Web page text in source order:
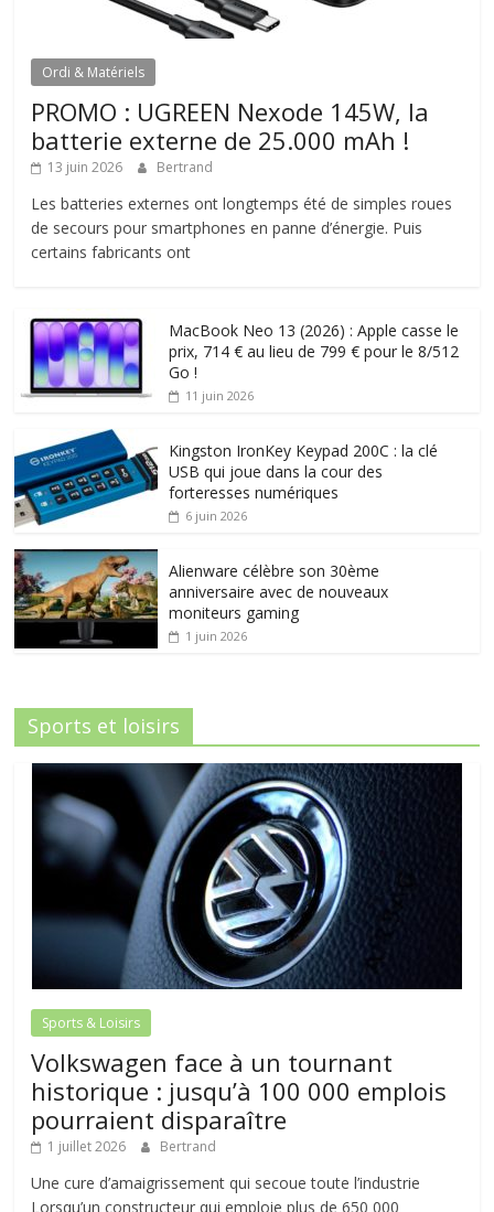
Ordi & Matériels
PROMO : UGREEN Nexode 145W, la
batterie externe de 25.000 mAh !
13 juin 2026 Bertrand
Les batteries externes ont longtemps été de simples roues
de secours pour smartphones en panne d’énergie. Puis
certains fabricants ont
MacBook Neo 13 (2026) : Apple casse le
prix, 714 € au lieu de 799 € pour le 8/512
Go !
11 juin 2026
Kingston IronKey Keypad 200C : la clé
USB qui joue dans la cour des
forteresses numériques
6 juin 2026
Alienware célèbre son 30ème
anniversaire avec de nouveaux
moniteurs gaming
1 juin 2026
Sports et loisirs
Sports & Loisirs
Volkswagen face à un tournant
historique : jusqu’à 100 000 emplois
pourraient disparaître
1 juillet 2026 Bertrand
Une cure d’amaigrissement qui secoue toute l’industrie
Lorsqu’un constructeur qui emploie plus de 650 000